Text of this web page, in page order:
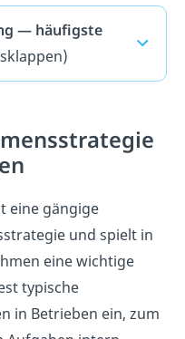
— häufigste
eine gängige
und spielt in
eine wichtige
typische
in Betrieben ein, zum